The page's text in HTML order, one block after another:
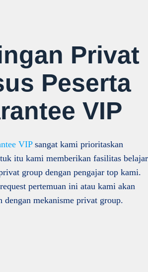
Privat
Peserta
VIP
VIPsangat kami prioritaskan
itu kami memberikan fasilitas belajar
group dengan pengajar top kami.
pertemuan ini atau kami akan
dengan mekanisme privat group.